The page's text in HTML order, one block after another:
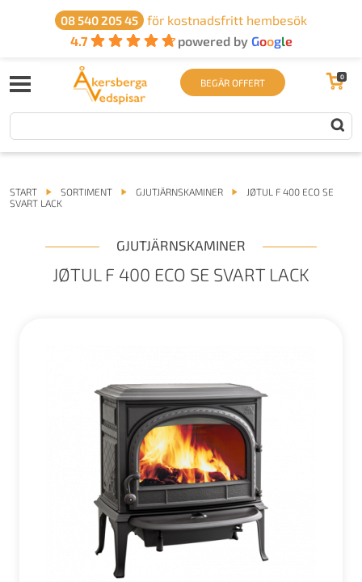
08 540 205 45
för kostnadsfritt hembesök
4.7
powered by Google
BEGÄR OFFERT 0
START SORTIMENT GJUTJÄRNSKAMINER
JØTUL F 400 ECO SE
SVART LACK
GJUTJÄRNSKAMINER
JØTUL F 400 ECO SE SVART LACK